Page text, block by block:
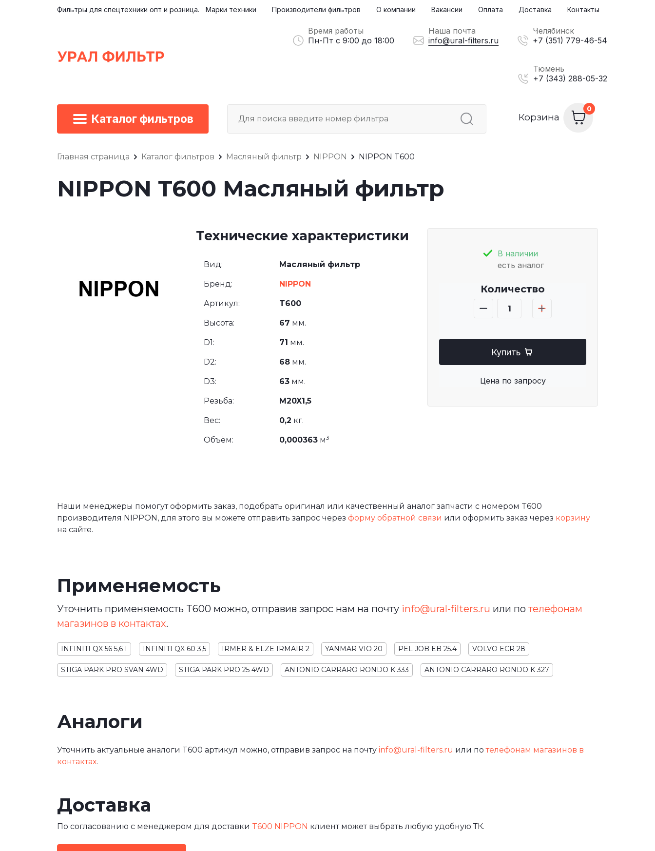
Каталог фильтров Корзина
Фильтры для спецтехники опт и розница. Марки техники Производители фильтров О компании Вакансии Оплата Доставка Контакты
Время работы
Пн-Пт с 9:00 до 18:00
Наша почта
info@ural-filters.ru
Челябинск
+7 (351) 779-46-54
Тюмень
+7 (343) 288-05-32
Главная страница Каталог фильтров Масляный фильтр NIPPON NIPPON T600
NIPPON T600 Масляный фильтр
В наличии
есть аналог
Количество
Купить
Цена по запросу
Технические характеристики
Вид: Масляный фильтр
Бренд: NIPPON
Артикул: T600
Высота: 67 мм.
D1: 71 мм.
D2: 68 мм.
D3: 63 мм.
Резьба: M20X1,5
Вес: 0,2 кг.
Объём: 0,000363 м3
Наши менеджеры помогут оформить заказ, подобрать оригинал или качественный аналог запчасти с номером T600
производителя NIPPON, для этого вы можете отправить запрос через форму обратной связи или оформить заказ через корзину
на сайте.
Применяемость
Уточнить применяемость T600 можно, отправив запрос нам на почту info@ural-filters.ru или потелефонам
магазинов в контактах.
INFINITI QX 56 5,6 I INFINITI QX 60 3,5 IRMER & ELZE IRMAIR 2 YANMAR VIO 20 PEL JOB EB 25.4 VOLVO ECR 28
STIGA PARK PRO SVAN 4WD STIGA PARK PRO 25 4WD ANTONIO CARRARO RONDO K 333 ANTONIO CARRARO RONDO K 327
Аналоги
Уточнить актуальные аналоги T600 артикул можно, отправив запрос на почту info@ural-filters.ru или потелефонам магазинов в
контактах.
Доставка
По согласованию с менеджером для доставки T600 NIPPON клиент может выбрать любую удобную ТК.